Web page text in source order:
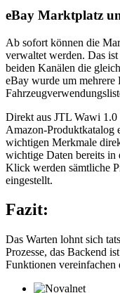
eBay Marktplatz
Ab sofort können die
verwaltet werden. Das
beiden Kanälen die
eBay wurde um mehrere
Direkt aus JTL Wawi 1.0
Amazon-Produktkatalog
wichtigen Merkmale
wichtige Daten bereits in
Klick werden sämtliche
eingestellt.
Fazit:
Das Warten lohnt sich
Prozesse, das Backend
Funktionen vereinfachen